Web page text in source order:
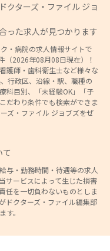
クターズ・ファイル ジョ
った求人が見つかります
・病院の求人情報サイトで
（2026年08月08日現在）！
護師・歯科衛生士など様々な
行政区、沿線・駅、職種の
科目別、「未経験OK」「子
だわり条件でも検索ができま
ズ・ファイル ジョブズをぜ
て
与・勤務時間・待遇等の求人
サービスによって生じた損害
任を一切負わないものとしま
ドクターズ・ファイル編集部
。